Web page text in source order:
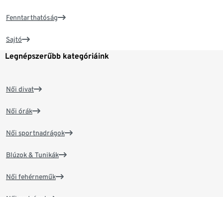
Fenntarthatóság
Sajtó
Legnépszerűbb kategóriáink
Női divat
Női órák
Női sportnadrágok
Blúzok & Tunikák
Női fehérneműk